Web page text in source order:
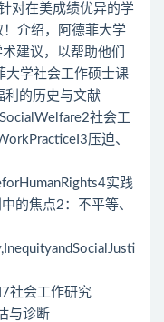
对在美成绩优异的学
！介绍，阿德菲大学
建议，以帮助他们
大学社会工作硕士课
利的历史与文献
社会工
压迫、
实践
的焦点2：不平等、
社会工作研究
与诊断